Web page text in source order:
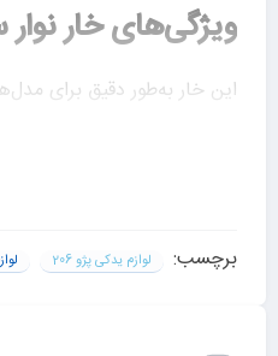
ویژگی‌های خار نوار سقف پژو
برچسب: لوازم یدکی پژو 206